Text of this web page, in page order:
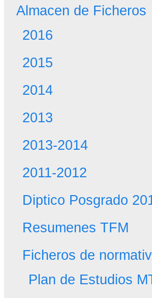
Almacen de Ficheros
2016
2015
2014
2013
2013-2014
2011-2012
Diptico Posgrado
Resumenes TFM
Ficheros de
Plan de Estudios